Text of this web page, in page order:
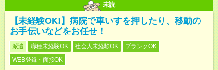
未読
【未経験OK!】病院で車いすを押したり、移動の
お手伝いなどをお任せ！
派遣 職種未経験OK 社会人未経験OK
ブランクOK
WEB登録・面接OK